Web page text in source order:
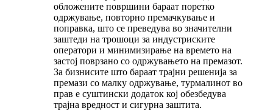
обложените површини бараат поретко
одржување, повторно премачкување и
поправка, што се преведува во значителни
заштеди на трошоци за индустриските
оператори и минимизирање на времето на
застој поврзано со одржувањето на премазот.
За бизнисите што бараат трајни решенија за
премази со малку одржување, турмалинот во
прав е суштински додаток кој обезбедува
трајна вредност и сигурна заштита.